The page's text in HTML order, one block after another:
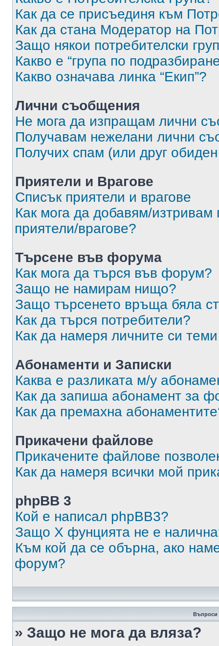
Как да се присъединя към
Как да стана Модератор на
Защо някои потребителски
Какво е “група по
Какво означава линка “Екип”?
Лични съобщения
Не мога да изпращам лични
Получавам нежелани лични
Получих спам (или друг
Приятели и Врагове
Списък приятели и врагове
Как мога да добавям/изтривам
приятели/врагове?
Търсене във форума
Как мога да търся във форум?
Защо не намирам нищо?
Защо търсенето връща бяла
Как да търся потребители?
Как да намеря личните си
Абонаменти и Записки
Каква е разликата м/у
Как да запиша абонамент за
Как да премахна
Прикачени файлове
Прикачените файлове
Как да намеря всички мой
phpBB 3
Кой е написал phpBB3?
Защо X фунцията не е
Към кой да се обърна, ако
форум?
Въпроси
» Защо не мога да вляза?